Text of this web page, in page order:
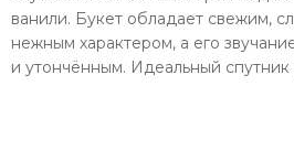
ванили. Букет обладает свежим,
нежным характером, а его
и утончённым. Идеальный спутник